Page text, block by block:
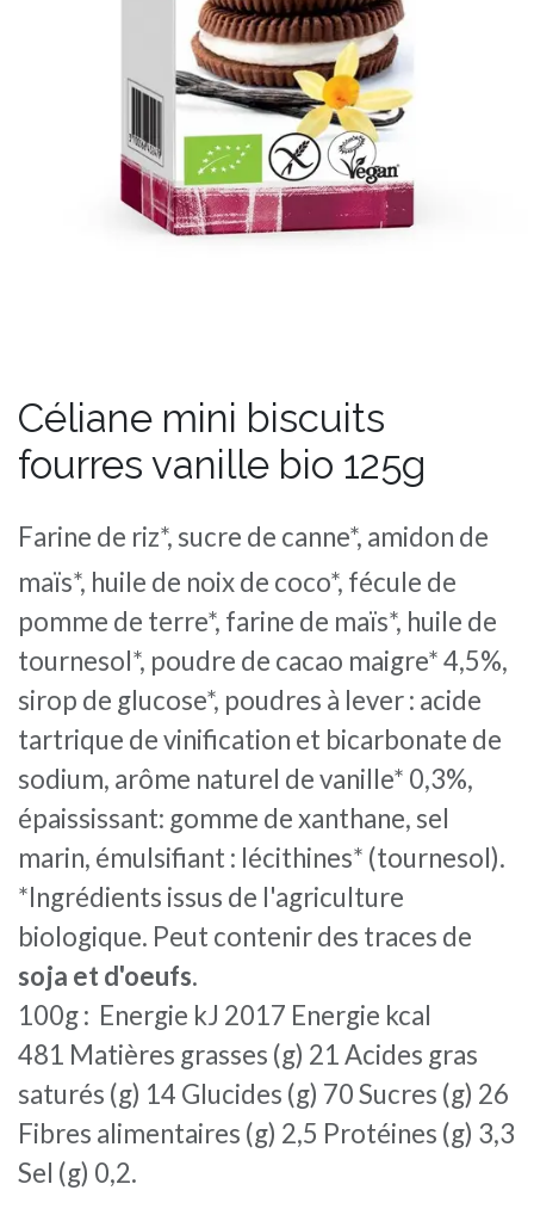
Céliane mini biscuits
fourres vanille bio 125g
Farine de riz*, sucre de canne*, amidon de
maïs*, huile de noix de coco*, fécule de
pomme de terre*, farine de maïs*, huile de
tournesol*, poudre de cacao maigre* 4,5%,
sirop de glucose*, poudres à lever : acide
tartrique de vinification et bicarbonate de
sodium, arôme naturel de vanille* 0,3%,
épaississant: gomme de xanthane, sel
marin, émulsifiant : lécithines* (tournesol).
*Ingrédients issus de l'agriculture
biologique. Peut contenir des traces de
soja et d'oeufs.
100g : Energie kJ 2017 Energie kcal
481 Matières grasses (g) 21 Acides gras
saturés (g) 14 Glucides (g) 70 Sucres (g) 26
Fibres alimentaires (g) 2,5 Protéines (g) 3,3
Sel (g) 0,2.